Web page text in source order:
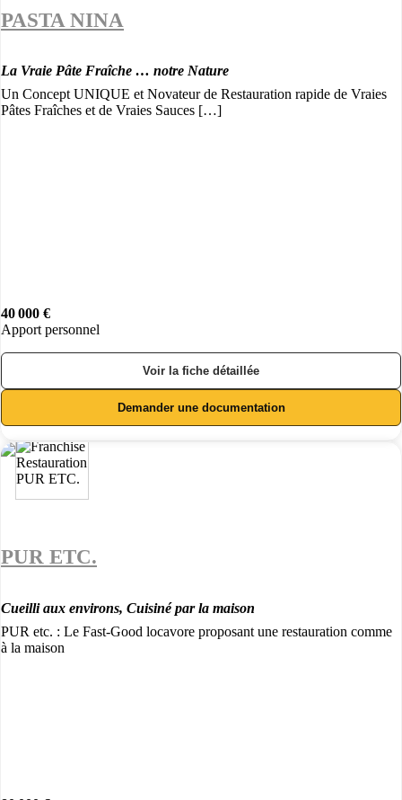
PASTA NINA
La Vraie Pâte Fraîche … notre Nature
Un Concept UNIQUE et Novateur de Restauration rapide de Vraies
Pâtes Fraîches et de Vraies Sauces […]
40 000 €
Apport personnel
Voir la fiche détaillée
Demander une documentation
PUR ETC.
Cueilli aux environs, Cuisiné par la maison
PUR etc. : Le Fast-Good locavore proposant une restauration comme
à la maison